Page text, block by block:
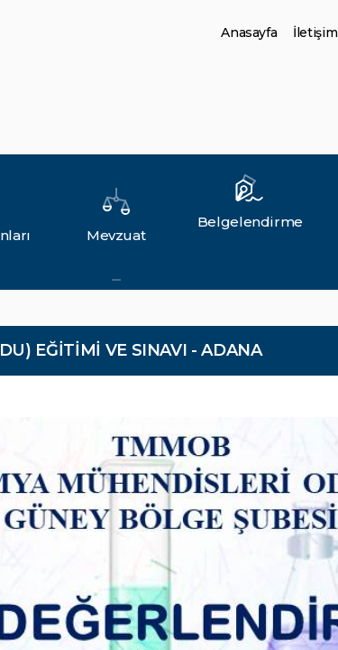
Anasayfa İletişim
Mevzuat
Belgelendirme
EĞİTİMİ VE SINAVI - ADANA